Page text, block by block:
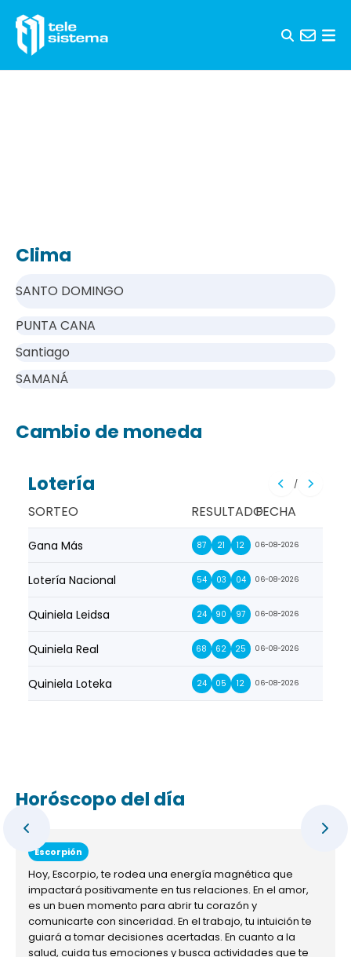
Clima
SANTO DOMINGO
PUNTA CANA
Santiago
SAMANÁ
Cambio de moneda
Lotería /
SORTEO RESULTADOFECHA
Gana Más 87 21 12 06-08-2026
Lotería Nacional 54 03 04 06-08-2026
Quiniela Leidsa 24 90 97 06-08-2026
Quiniela Real 68 62 25 06-08-2026
Quiniela Loteka 24 05 12 06-08-2026
Horóscopo del día
Escorpión
Hoy, Escorpio, te rodea una energía magnética que
impactará positivamente en tus relaciones. En el amor,
es un buen momento para abrir tu corazón y
comunicarte con sinceridad. En el trabajo, tu intuición te
guiará a tomar decisiones acertadas. En cuanto a la
salud, cuida tus emociones y busca actividades que te